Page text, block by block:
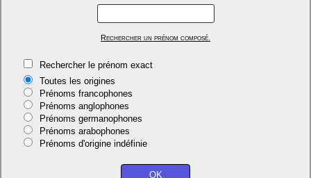
Rechercher un prénom composé.
Rechercher le prénom exact
Toutes les origines
Prénoms francophones
Prénoms anglophones
Prénoms germanophones
Prénoms arabophones
Prénoms d'origine indéfinie